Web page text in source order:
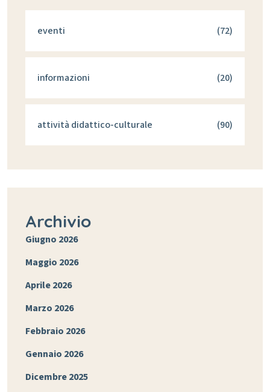
eventi (72)
informazioni (20)
attività didattico-culturale (90)
Archivio
Giugno 2026
Maggio 2026
Aprile 2026
Marzo 2026
Febbraio 2026
Gennaio 2026
Dicembre 2025